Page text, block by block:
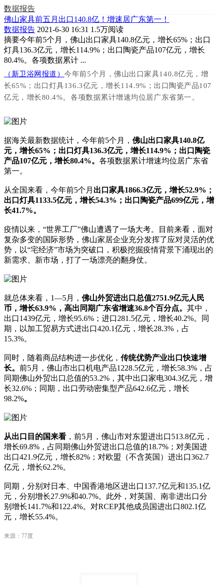
数据报告
佛山家具前五月出口140.8亿！增速居广东第一！
数据报告 2021-6-30 16:31 1.5万阅读
摘要今年前5个月，佛山出口家具140.8亿元，增长65%；出口
灯具136.3亿元，增长114.9%；出口陶瓷产品107亿元，增长
80.4%。各项数据累计 ...
（新卫浴网报道）今年前5个月，佛山出口家具140.8亿元，增
长65%；出口灯具136.3亿元，增长114.9%；出口陶瓷产品107
亿元，增长80.4%。各项数据累计增速均位居广东省第一。
据海关最新数据统计，今年前5个月， 佛山出口家具140.8亿
元，增长65%；出口灯具136.3亿元，增长114.9%；出口陶瓷
产品107亿元，增长80.4%。 各项数据累计增速均位居广东省
第一。
从全国来看， 今年前5个 月 出口家具1866.3亿元，增长52.9%；
出口灯具1133.5亿元，增长54.3%；出口陶瓷产品699亿元，增
长41.7%。
疫情以来，“世界工厂”佛山遭遇了一场大考。目前来看，面对
复杂多变的国际形势，佛山家居企业充分发挥了应对灵活的优
势，以“宅经济”市场为突破口，积极挖掘疫情背景下涌现出的
新需求、新市场，打了一场漂亮的翻身仗。
就总体来看，1—5月， 佛山外贸进出口总值2751.9亿元人民
币，增长63.9%，高出同期广东省增速36.8个百分点。 其中，
出口1439亿元，增长95.6%； 进口281.5亿元，增长40.2%。
同
期，以加工贸易方式进出口420.1亿元，增长28.3%，占
15.3%。
同时，随着商品结构进一步优化， 传统优势产业出口快速增
长。 前5月，佛山市出口机电产品1228.5亿元，增长58.3%，占
同期佛山外贸出口总值的53.2%，其中出口家电304.3亿元，增
长32.6% ； 同期，出口劳动密集型产品642.6亿元，增长
98.2%。
从出口目的国来看 ，前5月，佛山市对东盟进出口513.8亿元，
增长69.8%，占同期佛山外贸进出口总值的18.7%；对美国进
出口421.9亿元，增长82%；对欧盟（不含英国）进出口362.7
亿元，增长62.2%。
同期，分别对日本、中国香港地区进出口137.7亿元和135.1亿
元，分别增长27.9%和40.7%。此外，对英国、南非进出口分
别增长141.7%和122.4%。对RCEP其他成员国进出口802.1亿
元，增长55.4%。
来源：77度